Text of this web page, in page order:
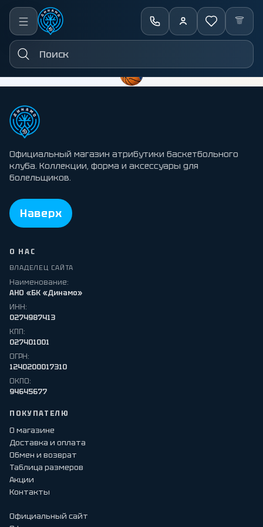
ПОЛНЫЙ КАТАЛОГ
ГЛАВНАЯ
Официальный магазин атрибутики баскетбольного
клуба. Коллекции, форма и аксессуары для
болельщиков.
Наверх
О НАС
ВЛАДЕЛЕЦ САЙТА
Наименование:
АНО «БК «Динамо»
ИНН:
0274987413
КПП:
027401001
ОГРН:
1240200017310
ОКПО:
94645677
ПОКУПАТЕЛЮ
О магазине
Доставка и оплата
Обмен и возврат
Таблица размеров
Акции
Контакты
Официальный сайт